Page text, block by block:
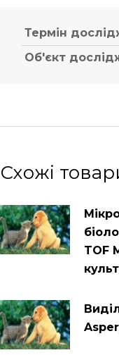
Термін
Об'єкт
Схожі
TOF